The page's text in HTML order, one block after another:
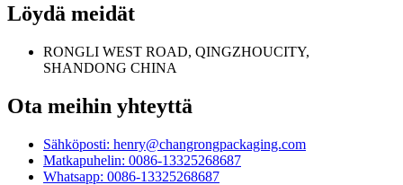
Löydä meidät
RONGLI WEST ROAD, QINGZHOUCITY,
SHANDONG CHINA
Ota meihin yhteyttä
Sähköposti: henry@changrongpackaging.com
Matkapuhelin: 0086-13325268687
Whatsapp: 0086-13325268687